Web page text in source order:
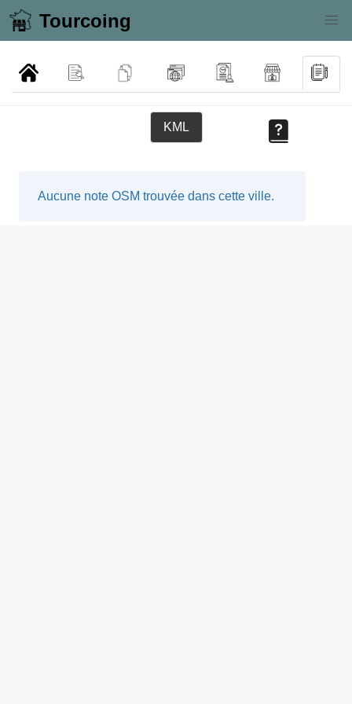
Tourcoing
KML
Aucune note OSM trouvée dans cette ville.